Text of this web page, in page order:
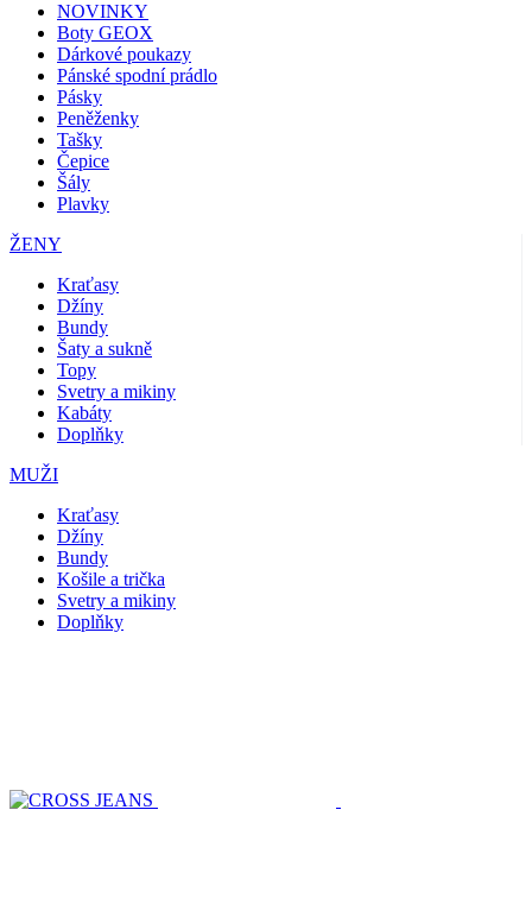
NOVINKY
Boty GEOX
Dárkové poukazy
Pánské spodní prádlo
Pásky
Peněženky
Tašky
Čepice
Šály
Plavky
ŽENY
Kraťasy
Džíny
Bundy
Šaty a sukně
Topy
Svetry a mikiny
Kabáty
Doplňky
MUŽI
Kraťasy
Džíny
Bundy
Košile a trička
Svetry a mikiny
Doplňky